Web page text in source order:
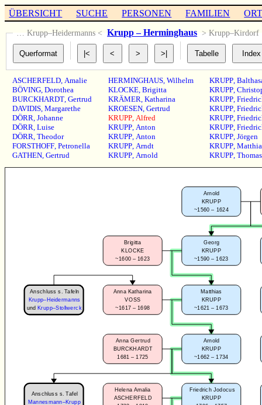
ÜBERSICHT SUCHE PERSONEN FAMILIEN
… Krupp–Heidermanns < Krupp – Herminghaus >
ASCHERFELD,Amalie
BÖVING,Dorothea
BURCKHARDT,Gertrud
DAVIDIS,Margarethe
DÖRR,Johanne
DÖRR,Luise
DÖRR,Theodor
FORSTHOFF,Petronella
GATHEN,Gertrud
HERMINGHAUS, Wilhelm
KLOCKE, Brigitta
KRÄMER, Katharina
KROESEN, Gertrud
KRUPP, Alfred
KRUPP, Anton
KRUPP, Anton
KRUPP, Arndt
KRUPP, Arnold
KRUPP,
KRUPP,
KRUPP,
KRUPP,
KRUPP,
KRUPP,
KRUPP, Jörgen
KRUPP,
KRUPP, Thomas
Arnold
KRUPP
~1560 – 1624
Georg
KRUPP
~1590 – 1623
Brigitta
KLOCKE
~1600 – 1623
Arnold
KRUPP
~1662 – 1734
Anna Gertrud
BURCKHARDT
1681 – 1725
Matthias
KRUPP
~1621 – 1673
Anna Katharina
VOSS
~1617 – 1698
Friedrich Jodocus
KRUPP
Helena Amalia
ASCHERFELD
Anschluss s. Tafel
Mannesmann–Krupp
Anschluss s. Tafeln
Krupp–Heidermanns
und Krupp–Stollwerck